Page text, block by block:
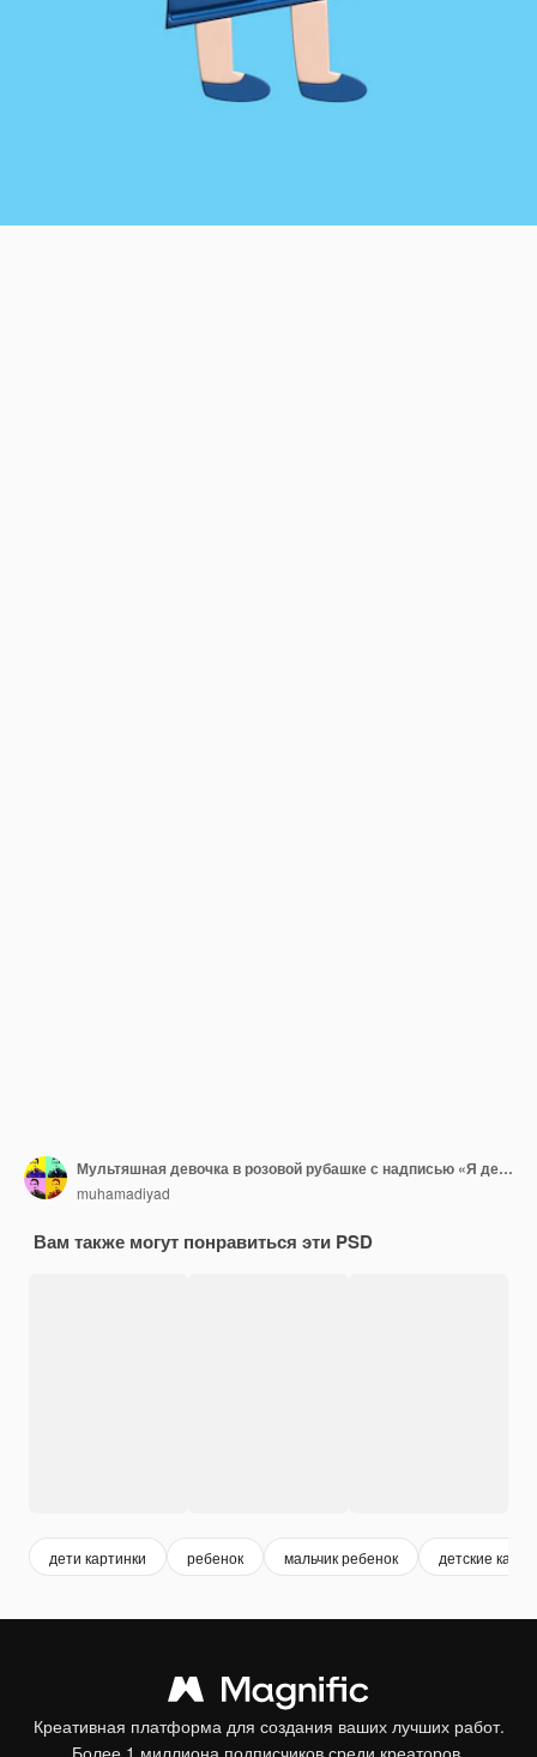
Мультяшная девочка в розовой рубашке с надписью «Я девочка».
muhamadiyad
Вам также могут понравиться эти PSD
дети картинки ребенок мальчик ребенок детские
Креативная платформа для создания ваших лучших работ.
Более 1 миллиона подписчиков среди креаторов,